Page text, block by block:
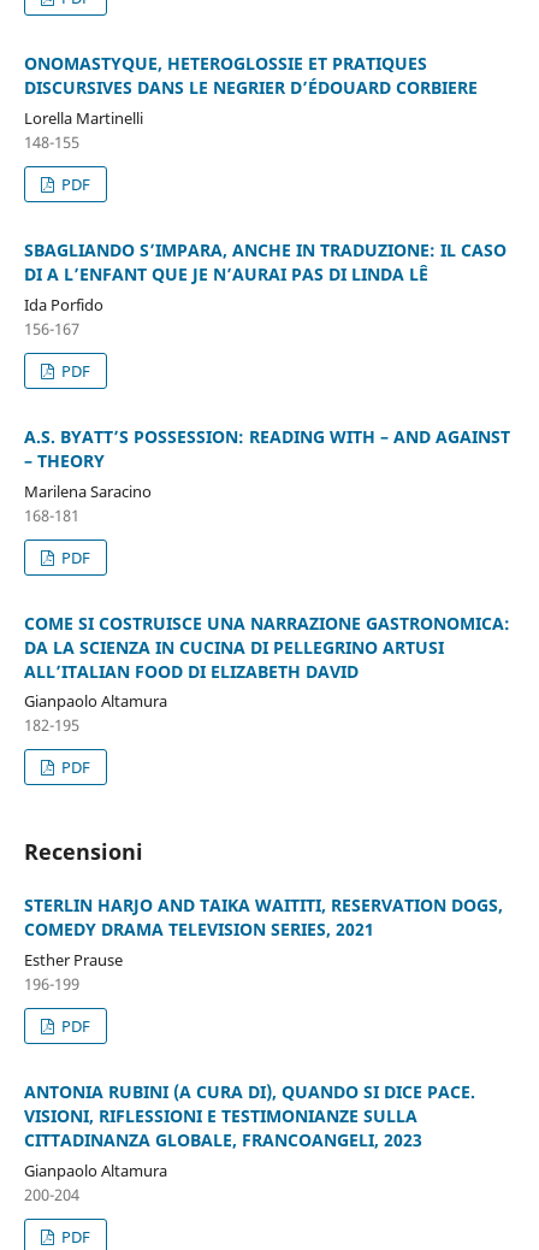
ONOMASTYQUE, HETEROGLOSSIE ET PRATIQUES
DISCURSIVES DANS LE NEGRIER D’ÉDOUARD CORBIERE
Lorella Martinelli
148-155
PDF
SBAGLIANDO S’IMPARA, ANCHE IN TRADUZIONE: IL CASO
DI A L’ENFANT QUE JE N’AURAI PAS DI LINDA LÊ
Ida Porfido
156-167
PDF
A.S. BYATT’S POSSESSION: READING WITH – AND AGAINST
– THEORY
Marilena Saracino
168-181
PDF
COME SI COSTRUISCE UNA NARRAZIONE GASTRONOMICA:
DA LA SCIENZA IN CUCINA DI PELLEGRINO ARTUSI
ALL’ITALIAN FOOD DI ELIZABETH DAVID
Gianpaolo Altamura
182-195
PDF
Recensioni
STERLIN HARJO AND TAIKA WAITITI, RESERVATION DOGS,
COMEDY DRAMA TELEVISION SERIES, 2021
Esther Prause
196-199
PDF
ANTONIA RUBINI (A CURA DI), QUANDO SI DICE PACE.
VISIONI, RIFLESSIONI E TESTIMONIANZE SULLA
CITTADINANZA GLOBALE, FRANCOANGELI, 2023
Gianpaolo Altamura
200-204
PDF